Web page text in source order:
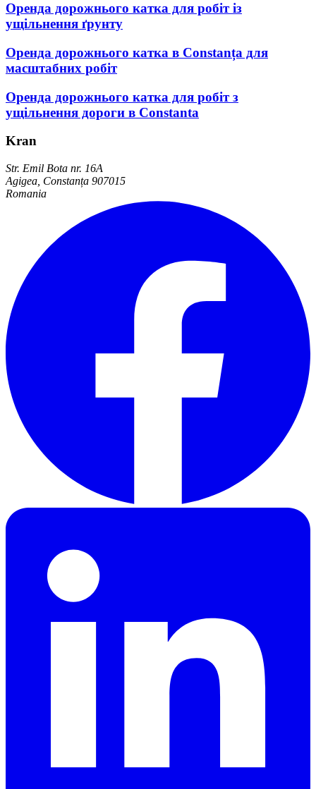
Оренда дорожнього катка для робіт із
ущільнення ґрунту
Оренда дорожнього катка в Constanța для
масштабних робіт
Оренда дорожнього катка для робіт з
ущільнення дороги в Constanta
Kran
Str. Emil Bota nr. 16A
Agigea, Constanța 907015
Romania